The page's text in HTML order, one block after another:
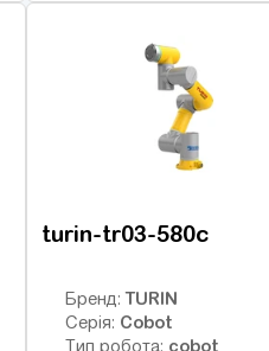
turin-tr03-580c
Бренд:TURIN
Серія: Cobot
Тип робота: cobot